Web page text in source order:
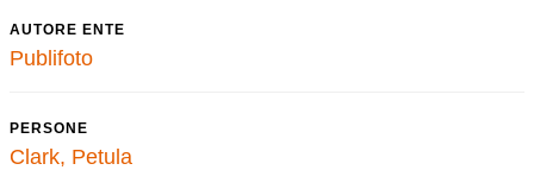
AUTORE ENTE
Publifoto
PERSONE
Clark, Petula